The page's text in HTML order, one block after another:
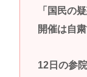
「国民の
開催は自
12日の参